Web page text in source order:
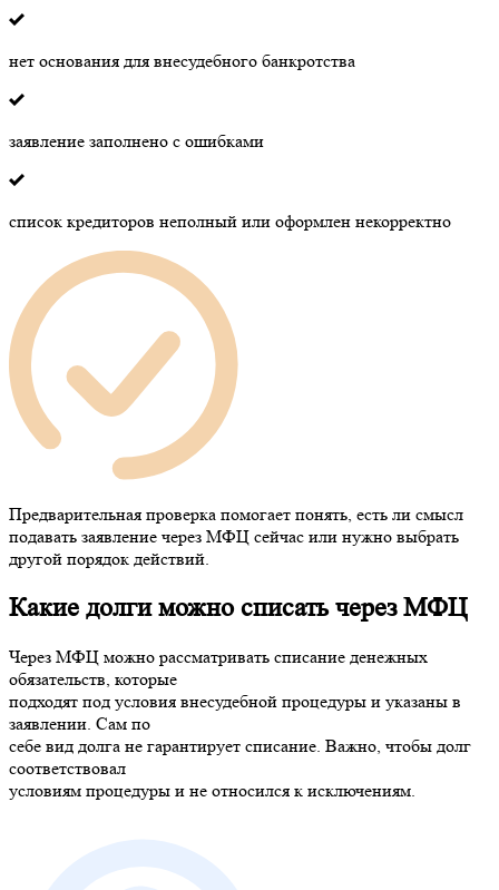
нет основания для внесудебного банкротства
заявление заполнено с ошибками
список кредиторов неполный или оформлен некорректно
Предварительная проверка помогает понять, есть ли смысл
подавать заявление через МФЦ сейчас или нужно выбрать
другой порядок действий.
Какие долги можно списать через МФЦ
Через МФЦ можно рассматривать списание денежных
обязательств, которые
подходят под условия внесудебной процедуры и указаны в
заявлении. Сам по
себе вид долга не гарантирует списание. Важно, чтобы долг
соответствовал
условиям процедуры и не относился к исключениям.